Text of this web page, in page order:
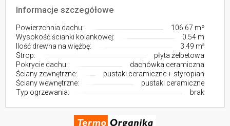
Informacje szczegółowe
Powierzchnia dachu:
106.67 m²
Wysokość ścianki kolankowej:
0.54 m
Ilość drewna na więźbę:
3.49 m³
Strop:
płyta żelbetowa
Pokrycie dachu:
dachówka ceramiczna
Ściany zewnętrzne:
pustaki ceramiczne + styropian
Ściany wewnętrzne:
pustaki ceramiczne
Typ ogrzewania:
brak